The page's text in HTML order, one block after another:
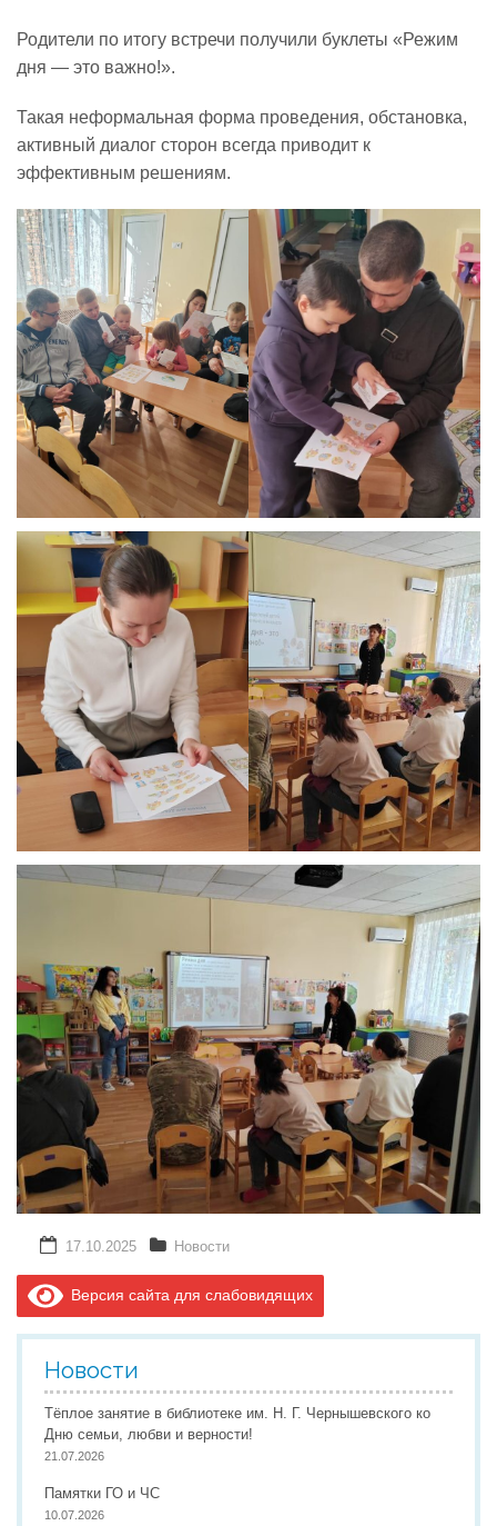
Родители по итогу встречи получили буклеты «Режим
дня — это важно!».
Такая неформальная форма проведения, обстановка,
активный диалог сторон всегда приводит к
эффективным решениям.
17.10.2025 Новости
Версия сайта для слабовидящих
Новости
Тёплое занятие в библиотеке им. Н. Г. Чернышевского ко
Дню семьи, любви и верности!
21.07.2026
Памятки ГО и ЧС
10.07.2026